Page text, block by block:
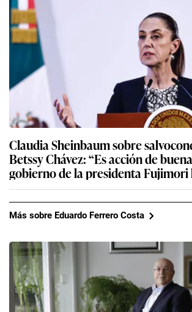
Claudia Sheinbaum sobre
Betssy Chávez: “Es acción de
gobierno de la presidenta Fujimori
Más sobre Eduardo Ferrero Costa